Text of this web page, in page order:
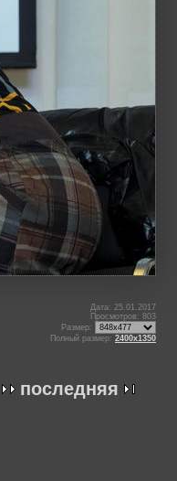
Дата: 25.01.2017
Просмотров: 803
Размер:
Полный размер: 2400x1350
последняя